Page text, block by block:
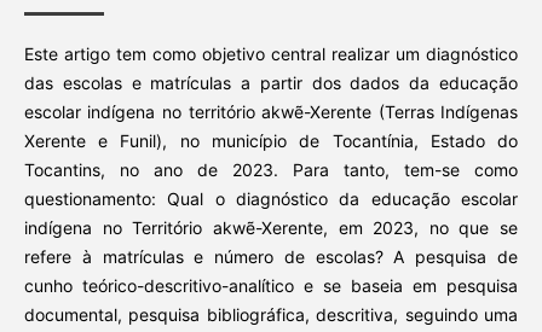
Este artigo tem como objetivo central realizar um diagnóstico
das escolas e matrículas a partir dos dados da educação
escolar indígena no território akwẽ-Xerente (Terras Indígenas
Xerente e Funil), no município de Tocantínia, Estado do
Tocantins, no ano de 2023. Para tanto, tem-se como
questionamento: Qual o diagnóstico da educação escolar
indígena no Território akwẽ-Xerente, em 2023, no que se
refere à matrículas e número de escolas? A pesquisa de
cunho teórico-descritivo-analítico e se baseia em pesquisa
documental, pesquisa bibliográfica, descritiva, seguindo uma